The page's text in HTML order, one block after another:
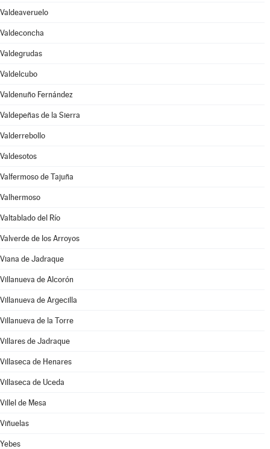
Valdeaveruelo
Valdeconcha
Valdegrudas
Valdelcubo
Valdenuño Fernández
Valdepeñas de la Sierra
Valderrebollo
Valdesotos
Valfermoso de Tajuña
Valhermoso
Valtablado del Río
Valverde de los Arroyos
Viana de Jadraque
Villanueva de Alcorón
Villanueva de Argecilla
Villanueva de la Torre
Villares de Jadraque
Villaseca de Henares
Villaseca de Uceda
Villel de Mesa
Viñuelas
Yebes